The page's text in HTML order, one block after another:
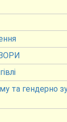
та гендерно